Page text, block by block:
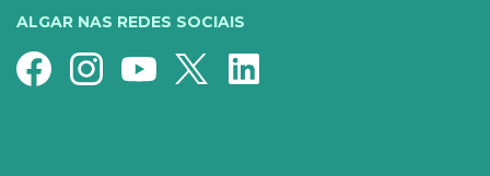
Super Wi-Fi
ALGAR NAS REDES SOCIAIS